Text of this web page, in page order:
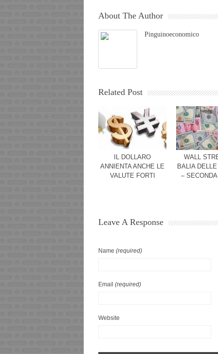
About The Author
Pinguinoeconomico
Related Post
IL DOLLARO
ANNIENTA ANCHE LE
VALUTE FORTI
WALL
BALIA
–
Leave A Response
Name (required)
Email (required)
Website